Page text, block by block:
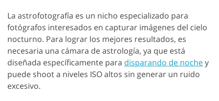
La astrofotografía es un nicho especializado para
fotógrafos interesados en capturar imágenes del cielo
nocturno. Para lograr los mejores resultados, es
necesaria una cámara de astrología, ya que está
diseñada específicamente para disparando de nochey
puede shoot a niveles ISO altos sin generar un ruido
excesivo.